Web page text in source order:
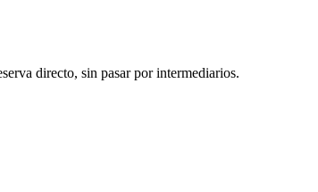
directo, sin pasar por intermediarios.